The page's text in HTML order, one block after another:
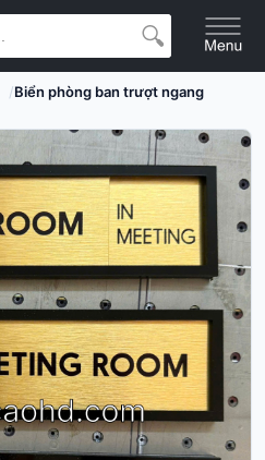
Biển phòng ban trượt ngang